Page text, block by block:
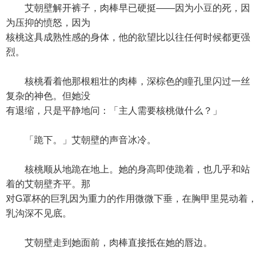
艾朝壁解开裤子，肉棒早已硬挺——因为小豆的死，因
为压抑的愤怒，因为
核桃这具成熟性感的身体，他的欲望比以往任何时候都更强
烈。
核桃看着他那根粗壮的肉棒，深棕色的瞳孔里闪过一丝
复杂的神色。但她没
有退缩，只是平静地问：「主人需要核桃做什么？」
「跪下。」艾朝壁的声音冰冷。
核桃顺从地跪在地上。她的身高即使跪着，也几乎和站
着的艾朝壁齐平。那
对G罩杯的巨乳因为重力的作用微微下垂，在胸甲里晃动着，
乳沟深不见底。
艾朝壁走到她面前，肉棒直接抵在她的唇边。